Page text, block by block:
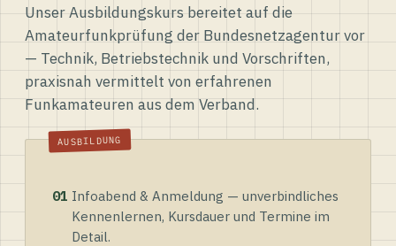
Unser Ausbildungskurs bereitet auf die
Amateurfunkprüfung der Bundesnetzagentur vor
— Technik, Betriebstechnik und Vorschriften,
praxisnah vermittelt von erfahrenen
Funkamateuren aus dem Verband.
01 Infoabend & Anmeldung — unverbindliches
Kennenlernen, Kursdauer und Termine im
Detail.